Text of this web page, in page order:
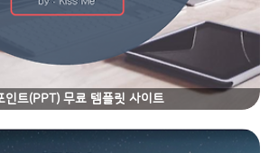
인트(PPT) 무료 템플릿 사이트